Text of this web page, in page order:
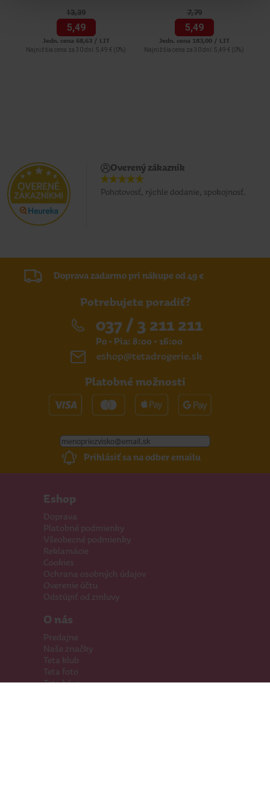
13,39
5,49
Jedn. cena 68,63 / LIT
Najnižšia cena za 30 dní: 5,49 € (0%)
7,79
5,49
Jedn. cena 183,00 / LIT
Najnižšia cena za 30 dní: 5,49 € (0%)
Overený zákazník
Pohotovosť, rýchle dodanie, spokojnosť.
Doprava zadarmo pri nákupe od 49 €
Potrebujete poradiť?
037 / 3 211 211
Po - Pia: 8:00 - 16:00
eshop@tetadrogerie.sk
Platobné možnosti
Prihlásiť sa na odber emailu
Eshop
Doprava
Platobné podmienky
Všeobecné podmienky
Reklamácie
Cookies
Ochrana osobných údajov
Overenie účtu
Odstúpiť od zmluvy
O nás
Predajne
Naše značky
Teta klub
Teta foto
Teta káva